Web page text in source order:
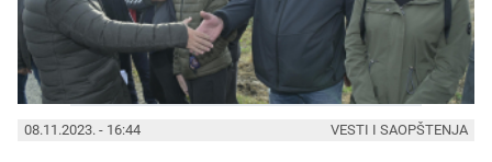
08.11.2023. - 16:44 VESTI I SAOPŠTENJA